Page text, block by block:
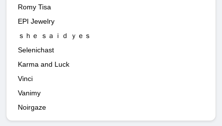
Romy Tisa
EPI Jewelry
ｓｈｅ ｓａｉｄ ｙｅｓ
Selenichast
Karma and Luck
Vinci
Vanimy
Noirgaze